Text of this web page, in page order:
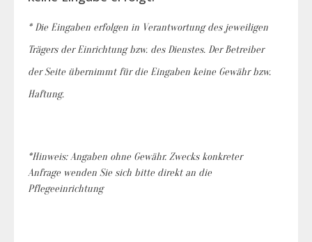
* Die Eingaben erfolgen in Verantwortung des jeweiligen
Trägers der Einrichtung bzw. des Dienstes. Der Betreiber
der Seite übernimmt für die Eingaben keine Gewähr bzw.
Haftung.
*Hinweis: Angaben ohne Gewähr. Zwecks konkreter
Anfrage wenden Sie sich bitte direkt an die
Pflegeeinrichtung